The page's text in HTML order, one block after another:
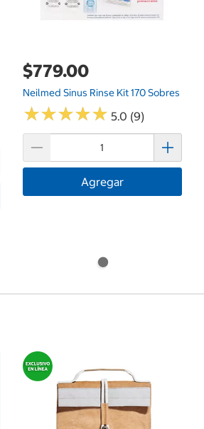
$779.00
Neilmed Sinus Rinse Kit 170 Sobres
★★★★★
★★★★★ 5.0 (9)
Agregar